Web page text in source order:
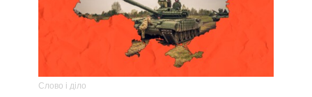
Слово і діло